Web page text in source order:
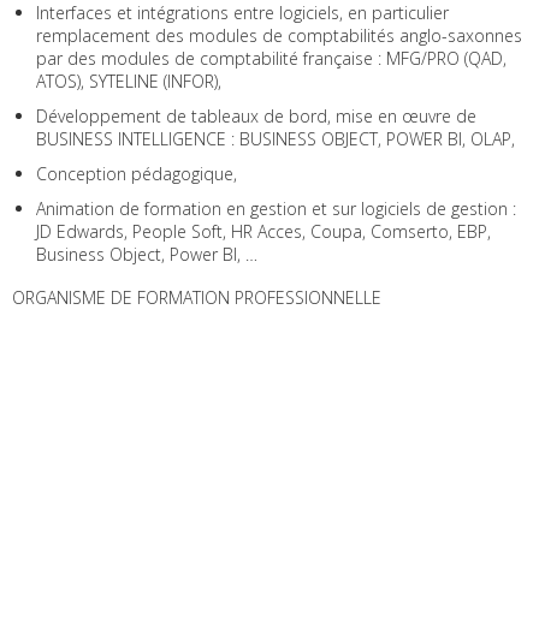
Interfaces et intégrations entre logiciels, en particulier
remplacement des modules de comptabilités anglo-saxonnes
par des modules de comptabilité française : MFG/PRO (QAD,
ATOS), SYTELINE (INFOR),
Développement de tableaux de bord, mise en œuvre de
BUSINESS INTELLIGENCE : BUSINESS OBJECT, POWER BI, OLAP,
Conception pédagogique,
Animation de formation en gestion et sur logiciels de gestion :
JD Edwards, People Soft, HR Acces, Coupa, Comserto, EBP,
Business Object, Power BI, …
ORGANISME DE FORMATION PROFESSIONNELLE